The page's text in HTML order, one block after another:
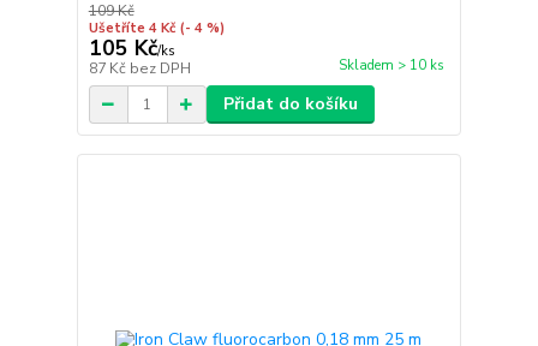
109 Kč
Ušetříte 4 Kč (- 4 %)
105 Kč/ks
87 Kč bez DPH Skladem > 10 ks
Přidat do košíku